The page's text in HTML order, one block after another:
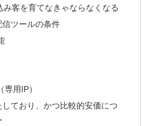
客を育てなきゃならなくなる
ツールの条件
用IP）
しており、かつ比較的安価につ